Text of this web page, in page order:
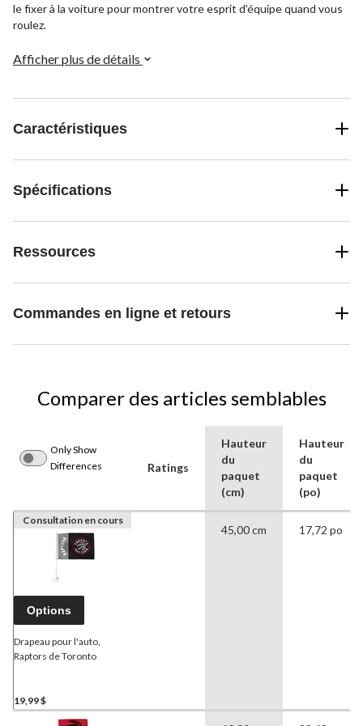
le fixer à la voiture pour montrer votre esprit d'équipe quand vous
roulez.
Afficher plus de détails
Caractéristiques
Spécifications
Ressources
Commandes en ligne et retours
Comparer des articles semblables
Only Show
Differences
Ratings
Hauteur
du
paquet
(cm)
Hauteur
du
paquet
(po)
Consultation en cours
Options
Drapeau pour l'auto,
Raptors de Toronto
19,99 $
45,00 cm 17,72 po